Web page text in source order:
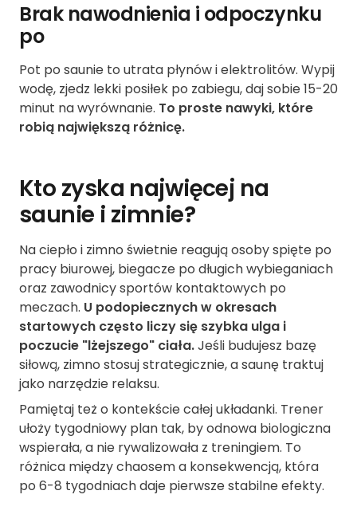
Brak nawodnienia i odpoczynku
po
Pot po saunie to utrata płynów i elektrolitów. Wypij
wodę, zjedz lekki posiłek po zabiegu, daj sobie 15-20
minut na wyrównanie. To proste nawyki, które
robią największą różnicę.
Kto zyska najwięcej na
saunie i zimnie?
Na ciepło i zimno świetnie reagują osoby spięte po
pracy biurowej, biegacze po długich wybieganiach
oraz zawodnicy sportów kontaktowych po
meczach. U podopiecznych w okresach
startowych często liczy się szybka ulga i
poczucie "lżejszego" ciała.Jeśli budujesz bazę
siłową, zimno stosuj strategicznie, a saunę traktuj
jako narzędzie relaksu.
Pamiętaj też o kontekście całej układanki. Trener
ułoży tygodniowy plan tak, by odnowa biologiczna
wspierała, a nie rywalizowała z treningiem. To
różnica między chaosem a konsekwencją, która
po 6-8 tygodniach daje pierwsze stabilne efekty.